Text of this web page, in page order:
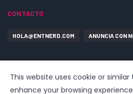
CONTACTO
HOLA@ENTNERD.COM ANUNCIA CON
This website uses cookie or
enhance your browsing